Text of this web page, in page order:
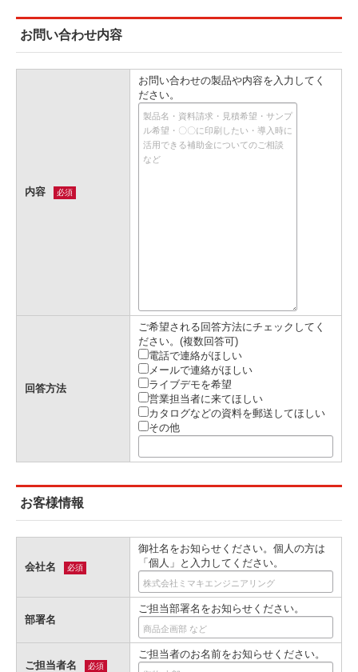
お問い合わせ内容
内容 必須
お問い合わせの製品や内容を入力してく
ださい。
回答方法
ご希望される回答方法にチェックしてく
ださい。(複数回答可)
電話で連絡がほしい
メールで連絡がほしい
ライブデモを希望
営業担当者に来てほしい
カタログなどの資料を郵送してほしい
その他
お客様情報
会社名 必須
御社名をお知らせください。個人の方は
「個人」と入力してください。
部署名
ご担当部署名をお知らせください。
ご担当者名 必須
ご担当者のお名前をお知らせください。